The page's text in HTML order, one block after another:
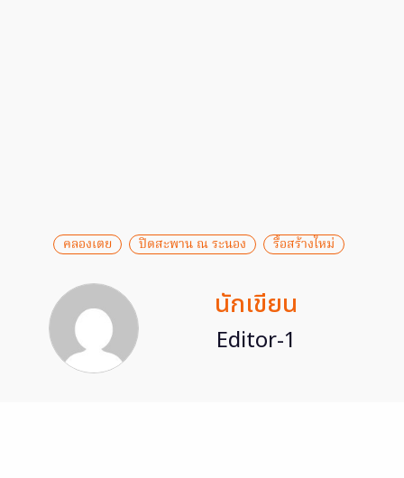
คลองเตย ปิดสะพาน ณ ระนอง รื้อสร้างใหม่
นักเขียน
Editor-1